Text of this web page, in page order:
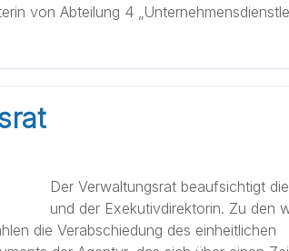
von Abteilung 4
Der Verwaltungsrat beaufsichtigt
und der Exekutivdirektorin. Zu den
die Verabschiedung des einheitlichen